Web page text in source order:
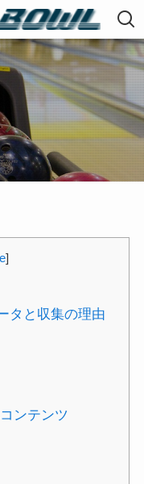
]
タと収集の理由
ンテンツ